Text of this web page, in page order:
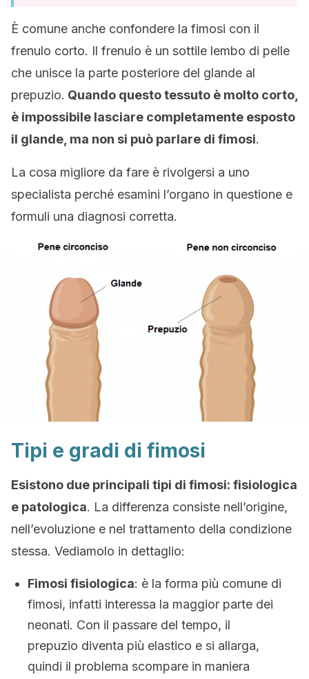
È comune anche confondere la fimosi con il
frenulo corto. Il frenulo è un sottile lembo di pelle
che unisce la parte posteriore del glande al
prepuzio. Quando questo tessuto è molto corto,
è impossibile lasciare completamente esposto
il glande, ma non si può parlare di fimosi.
La cosa migliore da fare è rivolgersi a uno
specialista perché esamini l’organo in questione e
formuli una diagnosi corretta.
Tipi e gradi di fimosi
Esistono due principali tipi di fimosi: fisiologica
e patologica. La differenza consiste nell’origine,
nell’evoluzione e nel trattamento della condizione
stessa. Vediamolo in dettaglio:
Fimosi fisiologica: è la forma più comune di
fimosi, infatti interessa la maggior parte dei
neonati. Con il passare del tempo, il
prepuzio diventa più elastico e si allarga,
quindi il problema scompare in maniera